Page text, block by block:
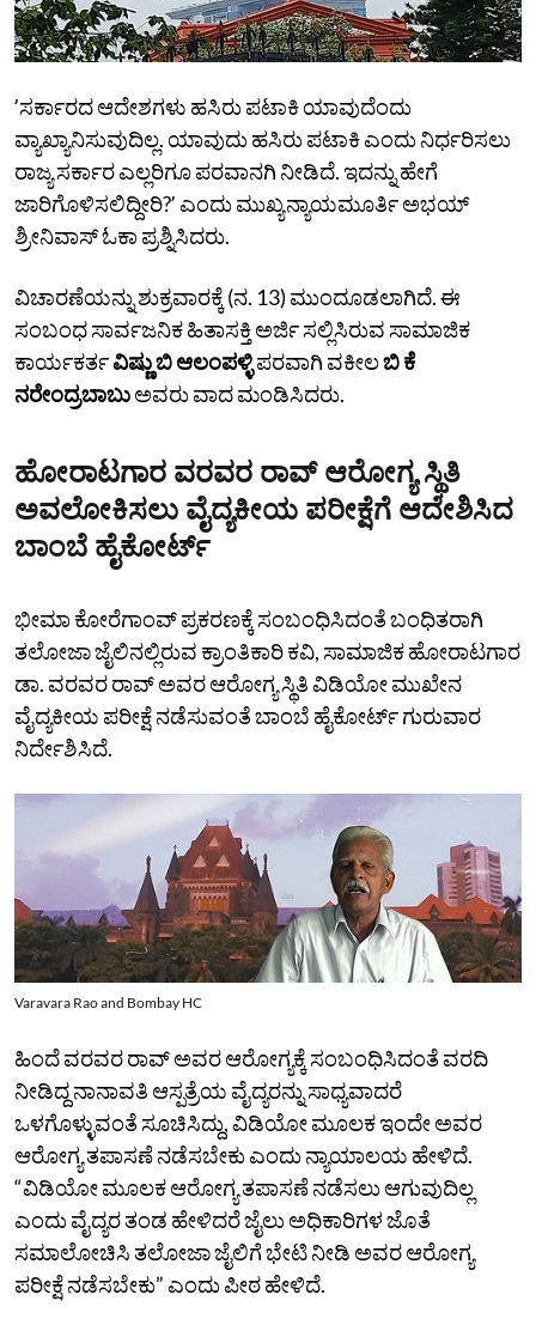
ʼಸರ್ಕಾರದ ಆದೇಶಗಳು ಹಸಿರು ಪಟಾಕಿ ಯಾವುದೆಂದು
ವ್ಯಾಖ್ಯಾನಿಸುವುದಿಲ್ಲ. ಯಾವುದು ಹಸಿರು ಪಟಾಕಿ ಎಂದು ನಿರ್ಧರಿಸಲು
ರಾಜ್ಯ ಸರ್ಕಾರ ಎಲ್ಲರಿಗೂ ಪರವಾನಗಿ ನೀಡಿದೆ. ಇದನ್ನು ಹೇಗೆ
ಜಾರಿಗೊಳಿಸಲಿದ್ದೀರಿ?ʼ ಎಂದು ಮುಖ್ಯನ್ಯಾಯಮೂರ್ತಿ ಅಭಯ್‌
ಶ್ರೀನಿವಾಸ್‌ ಓಕಾ ಪ್ರಶ್ನಿಸಿದರು.
ವಿಚಾರಣೆಯನ್ನು ಶುಕ್ರವಾರಕ್ಕೆ (ನ. 13) ಮುಂದೂಡಲಾಗಿದೆ. ಈ
ಸಂಬಂಧ ಸಾರ್ವಜನಿಕ ಹಿತಾಸಕ್ತಿ ಅರ್ಜಿ ಸಲ್ಲಿಸಿರುವ ಸಾಮಾಜಿಕ
ಕಾರ್ಯಕರ್ತವಿಷ್ಣು ಬಿ ಆಲಂಪಳ್ಳಿಪರವಾಗಿ ವಕೀಲಬಿ ಕೆ
ನರೇಂದ್ರಬಾಬುಅವರು ವಾದ ಮಂಡಿಸಿದರು.
ಹೋರಾಟಗಾರ ವರವರ ರಾವ್‌ ಆರೋಗ್ಯ ಸ್ಥಿತಿ
ಅವಲೋಕಿಸಲು ವೈದ್ಯಕೀಯ ಪರೀಕ್ಷೆಗೆ ಆದೇಶಿಸಿದ
ಬಾಂಬೆ ಹೈಕೋರ್ಟ್‌
ಭೀಮಾ ಕೋರೆಗಾಂವ್‌ ಪ್ರಕರಣಕ್ಕೆ ಸಂಬಂಧಿಸಿದಂತೆ ಬಂಧಿತರಾಗಿ
ತಲೋಜಾ ಜೈಲಿನಲ್ಲಿರುವ ಕ್ರಾಂತಿಕಾರಿ ಕವಿ, ಸಾಮಾಜಿಕ ಹೋರಾಟಗಾರ
ಡಾ. ವರವರ ರಾವ್‌ ಅವರ ಆರೋಗ್ಯ ಸ್ಥಿತಿ ವಿಡಿಯೋ ಮುಖೇನ
ವೈದ್ಯಕೀಯ ಪರೀಕ್ಷೆ ನಡೆಸುವಂತೆ ಬಾಂಬೆ ಹೈಕೋರ್ಟ್‌ ಗುರುವಾರ
ನಿರ್ದೇಶಿಸಿದೆ.
Varavara Rao and Bombay HC
ಹಿಂದೆ ವರವರ ರಾವ್‌ ಅವರ ಆರೋಗ್ಯಕ್ಕೆ ಸಂಬಂಧಿಸಿದಂತೆ ವರದಿ
ನೀಡಿದ್ದ ನಾನಾವತಿ ಆಸ್ಪತ್ರೆಯ ವೈದ್ಯರನ್ನು ಸಾಧ್ಯವಾದರೆ
ಒಳಗೊಳ್ಳುವಂತೆ ಸೂಚಿಸಿದ್ದು, ವಿಡಿಯೋ ಮೂಲಕ ಇಂದೇ ಅವರ
ಆರೋಗ್ಯ ತಪಾಸಣೆ ನಡೆಸಬೇಕು ಎಂದು ನ್ಯಾಯಾಲಯ ಹೇಳಿದೆ.
“ವಿಡಿಯೋ ಮೂಲಕ ಆರೋಗ್ಯ ತಪಾಸಣೆ ನಡೆಸಲು ಆಗುವುದಿಲ್ಲ
ಎಂದು ವೈದ್ಯರ ತಂಡ ಹೇಳಿದರೆ ಜೈಲು ಅಧಿಕಾರಿಗಳ ಜೊತೆ
ಸಮಾಲೋಚಿಸಿ ತಲೋಜಾ ಜೈಲಿಗೆ ಭೇಟಿ ನೀಡಿ ಅವರ ಆರೋಗ್ಯ
ಪರೀಕ್ಷೆ ನಡೆಸಬೇಕು” ಎಂದು ಪೀಠ ಹೇಳಿದೆ.